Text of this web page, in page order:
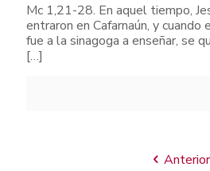
Mc 1,21-28. En aquel tiempo,
entraron en Cafarnaún, y cuando
fue a la sinagoga a enseñar, se
[…]
Anterior